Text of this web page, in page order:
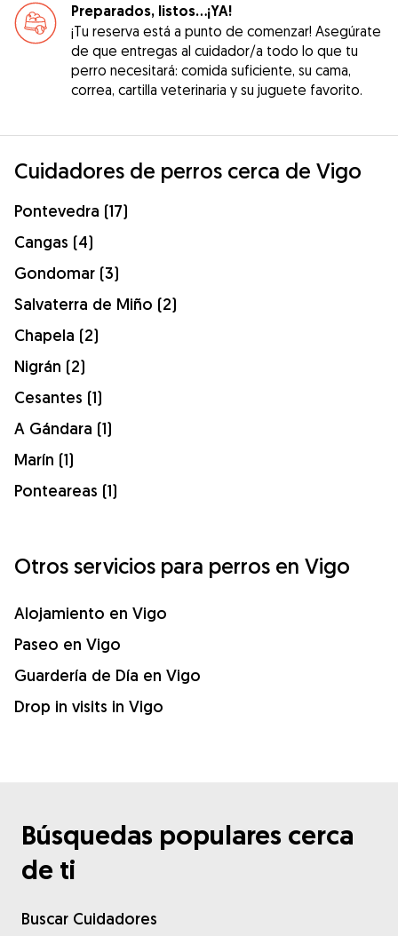
Preparados, listos...¡YA!
¡Tu reserva está a punto de comenzar! Asegúrate
de que entregas al cuidador/a todo lo que tu
perro necesitará: comida suficiente, su cama,
correa, cartilla veterinaria y su juguete favorito.
Cuidadores de perros cerca de Vigo
Pontevedra (17)
Cangas (4)
Gondomar (3)
Salvaterra de Miño (2)
Chapela (2)
Nigrán (2)
Cesantes (1)
A Gándara (1)
Marín (1)
Ponteareas (1)
Otros servicios para perros en Vigo
Alojamiento en Vigo
Paseo en Vigo
Guardería de Día en Vigo
Drop in visits in Vigo
Búsquedas populares cerca
de ti
Buscar Cuidadores